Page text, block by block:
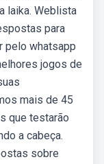
laika. Weblista
para
pelo whatsapp
jogos de
mais de 45
que testarão
a cabeça.
sobre